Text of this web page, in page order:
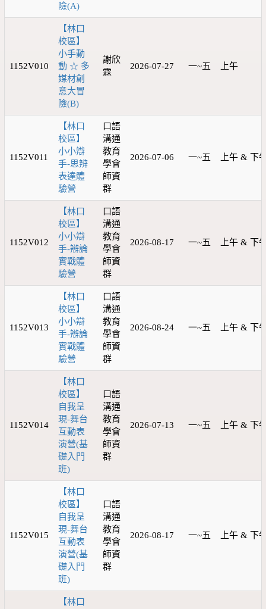
險(A)
1152V010
【林口
校區】
小手動
動 ☆ 多
媒材創
意大冒
險(B)
謝欣
霖
2026-07-27 一~五 上午
1152V011
【林口
校區】
小小辯
手-思辨
表達體
驗營
口語
溝通
教育
學會
師資
群
2026-07-06 一~五 上午 & 下
1152V012
【林口
校區】
小小辯
手-辯論
實戰體
驗營
口語
溝通
教育
學會
師資
群
2026-08-17 一~五 上午 & 下
1152V013
【林口
校區】
小小辯
手-辯論
實戰體
驗營
口語
溝通
教育
學會
師資
群
2026-08-24 一~五 上午 & 下
1152V014
【林口
校區】
自我呈
現-舞台
互動表
演營(基
礎入門
班)
口語
溝通
教育
學會
師資
群
2026-07-13 一~五 上午 & 下
1152V015
【林口
校區】
自我呈
現-舞台
互動表
演營(基
礎入門
班)
口語
溝通
教育
學會
師資
群
2026-08-17 一~五 上午 & 下
【林口